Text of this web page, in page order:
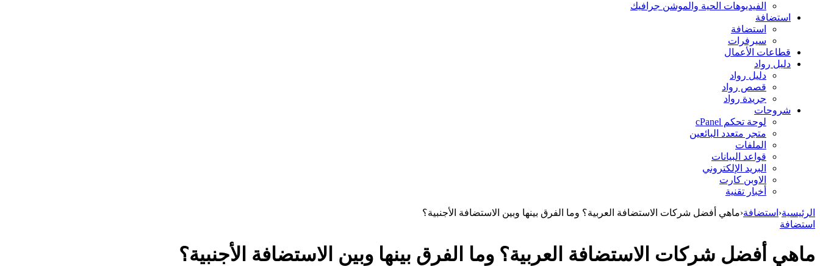
الفيديوهات الحية والموشن جرافيك
استضافة
استضافة
سيرفرات
قطاعات الأعمال
دليل رواد
دليل رواد
قصص رواد
جريدة رواد
شروحات
لوحة تحكم cPanel
متجر متعدد البائعين
الملفات
قواعد البيانات
البريد الإلكتروني
الاوبن كارت
أخبار تقنية
الرئيسية‹ استضافة‹ماهي أفضل شركات الاستضافة العربية؟ وما الفرق بينها وبين الاستضافة الأجنبية؟
استضافة
ماهي أفضل شركات الاستضافة العربية؟ وما الفرق بينها وبين الاستضافة الأجنبية؟